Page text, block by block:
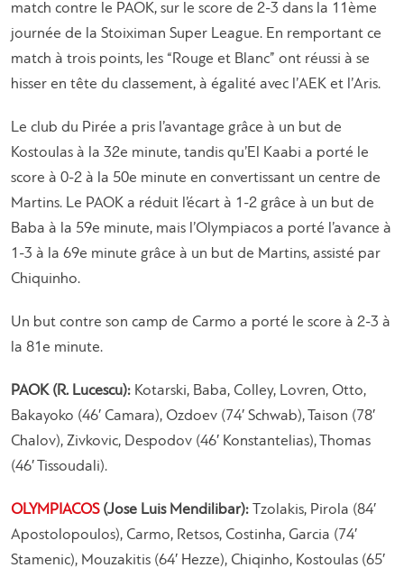
match contre le PAOK, sur le score de 2-3 dans la 11ème
journée de la Stoiximan Super League. En remportant ce
match à trois points, les “Rouge et Blanc” ont réussi à se
hisser en tête du classement, à égalité avec l’AEK et l’Aris.
Le club du Pirée a pris l’avantage grâce à un but de
Kostoulas à la 32e minute, tandis qu’El Kaabi a porté le
score à 0-2 à la 50e minute en convertissant un centre de
Martins. Le PAOK a réduit l’écart à 1-2 grâce à un but de
Baba à la 59e minute, mais l’Olympiacos a porté l’avance à
1-3 à la 69e minute grâce à un but de Martins, assisté par
Chiquinho.
Un but contre son camp de Carmo a porté le score à 2-3 à
la 81e minute.
PAOK (R. Lucescu): Kotarski, Baba, Colley, Lovren, Otto,
Bakayoko (46′ Camara), Ozdoev (74′ Schwab), Taison (78′
Chalov), Zivkovic, Despodov (46′ Konstantelias), Thomas
(46′ Tissoudali).
OLYMPIACOS(Jose Luis Mendilibar): Tzolakis, Pirola (84′
Apostolopoulos), Carmo, Retsos, Costinha, Garcia (74′
Stamenic), Mouzakitis (64′ Hezze), Chiqinho, Kostoulas (65′